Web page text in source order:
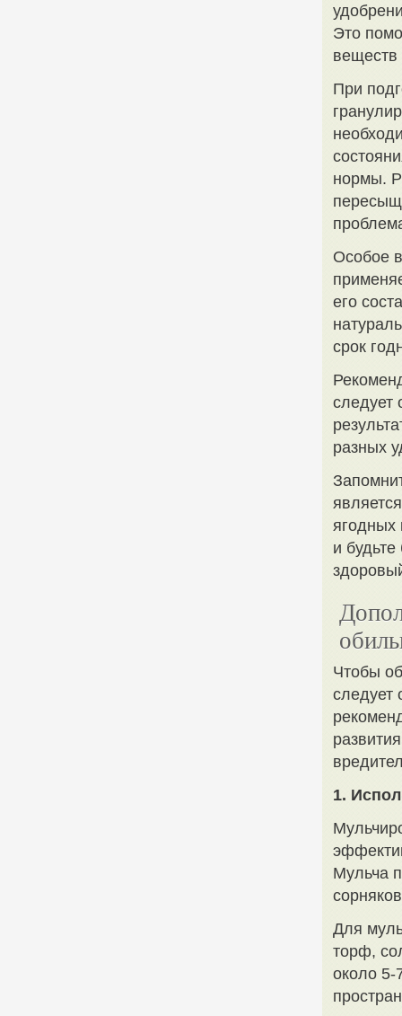
Это
веществ
При
нормы.
Особое
его
срок
следует
разных
ягодных
и
Чтобы
следует
1.
Мульча
Для
торф,
около 5-